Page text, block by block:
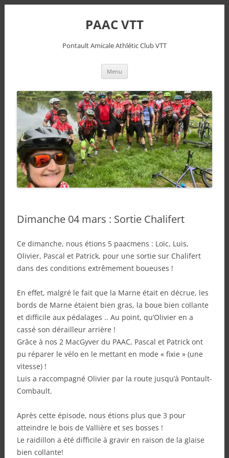
PAAC VTT
Pontault Amicale Athlétic Club VTT
Menu
Dimanche 04 mars : Sortie Chalifert
Ce dimanche, nous étions 5 paacmens : Loïc, Luis,
Olivier, Pascal et Patrick, pour une sortie sur Chalifert
dans des conditions extrêmement boueuses !
En effet, malgré le fait que la Marne était en décrue, les
bords de Marne étaient bien gras, la boue bien collante
et difficile aux pédalages .. Au point, qu’Olivier en a
cassé son dérailleur arrière !
Grâce à nos 2 MacGyver du PAAC, Pascal et Patrick ont
pu réparer le vélo en le mettant en mode « fixie » (une
vitesse) !
Luis a raccompagné Olivier par la route jusqu’à Pontault-
Combault.
Après cette épisode, nous étions plus que 3 pour
atteindre le bois de Vallière et ses bosses !
Le raidillon a été difficile à gravir en raison de la glaise
bien collante!